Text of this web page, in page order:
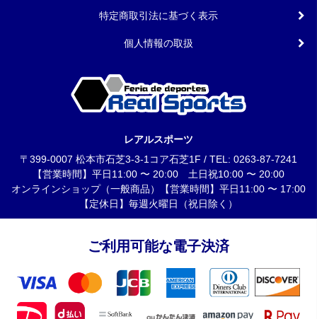
特定商取引法に基づく表示
個人情報の取扱
レアルスポーツ
〒399-0007 松本市石芝3-3-1コア石芝1F / TEL: 0263-87-7241
【営業時間】平日11:00 〜 20:00 土日祝10:00 〜 20:00
オンラインショップ（一般商品）【営業時間】平日11:00 〜 17:00
【定休日】毎週火曜日（祝日除く）
ご利用可能な電子決済